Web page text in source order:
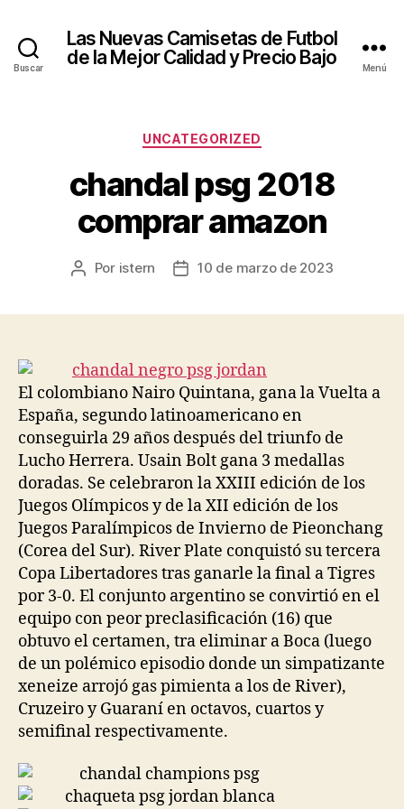
Buscar
Las Nuevas Camisetas de Futbol
de la Mejor Calidad y Precio Bajo
Menú
Categorías
UNCATEGORIZED
chandal psg 2018
comprar amazon
Autor
Por istern
Fecha10 de marzo de 2023
El colombiano Nairo Quintana, gana la Vuelta a
España, segundo latinoamericano en
conseguirla 29 años después del triunfo de
Lucho Herrera. Usain Bolt gana 3 medallas
doradas. Se celebraron la XXIII edición de los
Juegos Olímpicos y de la XII edición de los
Juegos Paralímpicos de Invierno de Pieonchang
(Corea del Sur). River Plate conquistó su tercera
Copa Libertadores tras ganarle la final a Tigres
por 3-0. El conjunto argentino se convirtió en el
equipo con peor preclasificación (16) que
obtuvo el certamen, tra eliminar a Boca (luego
de un polémico episodio donde un simpatizante
xeneize arrojó gas pimienta a los de River),
Cruzeiro y Guaraní en octavos, cuartos y
semifinal respectivamente.